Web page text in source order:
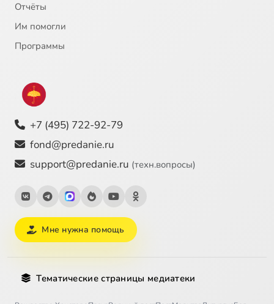
Отчёты
Им помогли
Программы
+7 (495) 722-92-79
fond@predanie.ru
support@predanie.ru (техн.вопросы)
Мне нужна помощь
Тематические страницы медиатеки